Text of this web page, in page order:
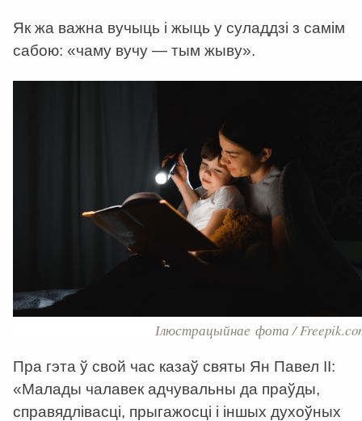
Як жа важна вучыць і жыць у суладдзі з самім
сабою: «чаму вучу — тым жыву».
Ілюстрацыйнае фота /
Пра гэта ў свой час казаў святы Ян Павел II:
«Малады чалавек адчувальны да праўды,
справядлівасці, прыгажосці і іншых духоўных